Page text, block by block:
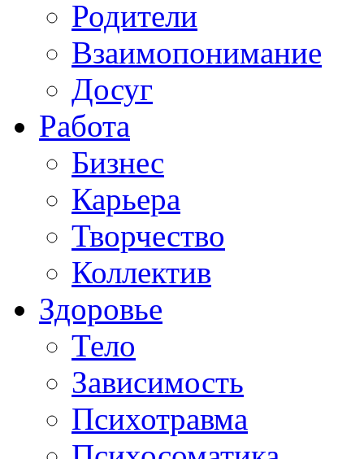
Родители
Взаимопонимание
Досуг
Работа
Бизнес
Карьера
Творчество
Коллектив
Здоровье
Тело
Зависимость
Психотравма